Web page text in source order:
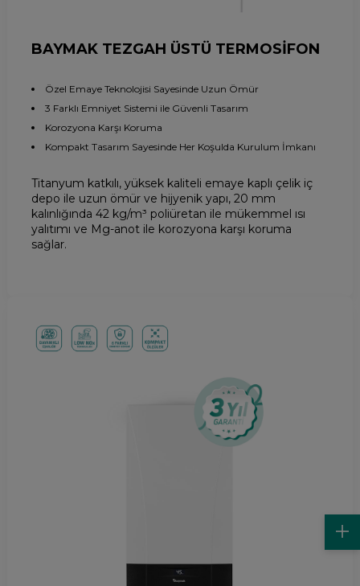
BAYMAK TEZGAH ÜSTÜ TERMOSİFON
Özel Emaye Teknolojisi Sayesinde Uzun Ömür
3 Farklı Emniyet Sistemi ile Güvenli Tasarım
Korozyona Karşı Koruma
Kompakt Tasarım Sayesinde Her Koşulda Kurulum İmkanı
Titanyum katkılı, yüksek kaliteli emaye kaplı çelik iç
depo ile uzun ömür ve hijyenik yapı, 20 mm
kalınlığında 42 kg/m³ poliüretan ile mükemmel ısı
yalıtımı ve Mg-anot ile korozyona karşı koruma
sağlar.